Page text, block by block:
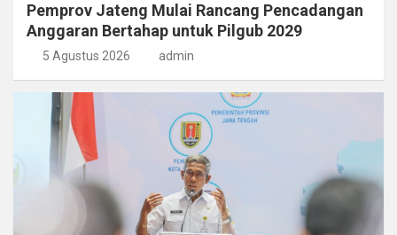
Pemprov Jateng Mulai Rancang Pencadangan
Anggaran Bertahap untuk Pilgub 2029
5 Agustus 2026 admin